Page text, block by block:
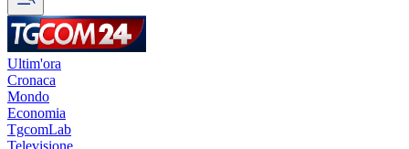
Ultim'ora
Cronaca
Mondo
Economia
TgcomLab
Televisione